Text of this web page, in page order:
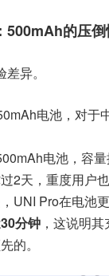
500mAh的压
异。
电池，对于
电池，容
2天，重度用户
UNI Pro在电池
分钟 ，这说明
的。